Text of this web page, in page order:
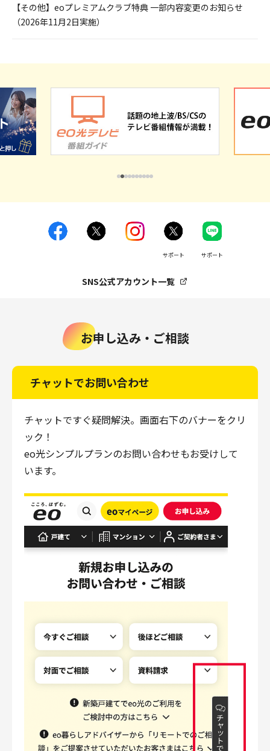
【その他】eoプレミアムクラブ特典 一部内容変更のお知らせ
（2026年11月2日実施）
サポート サポート
SNS公式アカウント一覧
お申し込み・ご相談
チャットでお問い合わせ
チャットですぐ疑問解決。画面右下のバナーをクリ
ック！
eo光シンプルプランのお問い合わせもお受けして
います。